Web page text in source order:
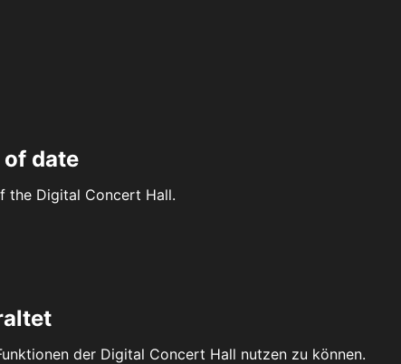
date
the Digital Concert Hall.
der Digital Concert Hall nutzen zu können.